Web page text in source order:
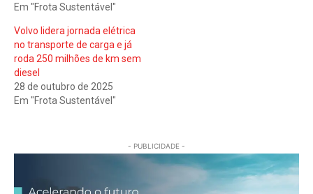
Em "Frota Sustentável"
Volvo lidera jornada elétrica
no transporte de carga e já
roda 250 milhões de km sem
diesel
28 de outubro de 2025
Em "Frota Sustentável"
- PUBLICIDADE -